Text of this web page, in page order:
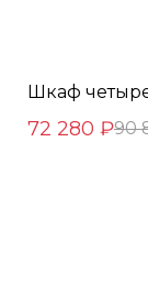
Шкаф
72 280 ₽90